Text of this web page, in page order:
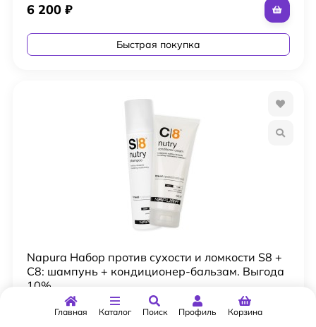
6 200 ₽
Быстрая покупка
Napura Набор против сухости и ломкости S8 +
C8: шампунь + кондиционер-бальзам. Выгода
10%
Главная Каталог Поиск Профиль Корзина